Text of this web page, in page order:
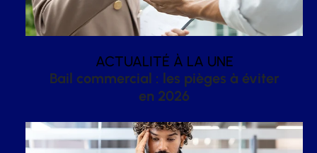
ACTUALITÉ À LA UNE
Bail commercial : les pièges à éviter
en 2026